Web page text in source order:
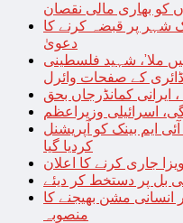
کو بھاری مالی نقصان
شہر پر قبضہ کرنے کا
دعویٰ
ملا’، شہید فلسطینی
کے صفحات وائرل
ایرانی کمانڈرجاں بحق
اسرائیلی وزیراعظم
ایم بینک کو آپریشنل
کردیا گیا
جاری کرنے کا اعلان
بل پر دستخط کر دیئے
بار پھر انسانی مشن بھیجنے کا
منصوبہ